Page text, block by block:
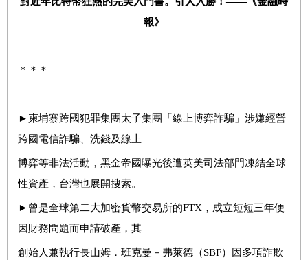
報》
＊＊＊
► 柬埔寨跨國犯罪集團太子集團「線上博弈詐騙」涉嫌經營
跨國電信詐騙、洗錢及線上
博弈等非法活動，黑金帝國曝光後遭英美司法部門凍結全球
性資產，台灣也展開搜索。
► 曾是全球第二大加密貨幣交易所的FTX ，成立短短三年便
因財務問題而申請破產，其
創始人兼執行長山姆．班克曼－弗萊德（SBF）因多項詐欺